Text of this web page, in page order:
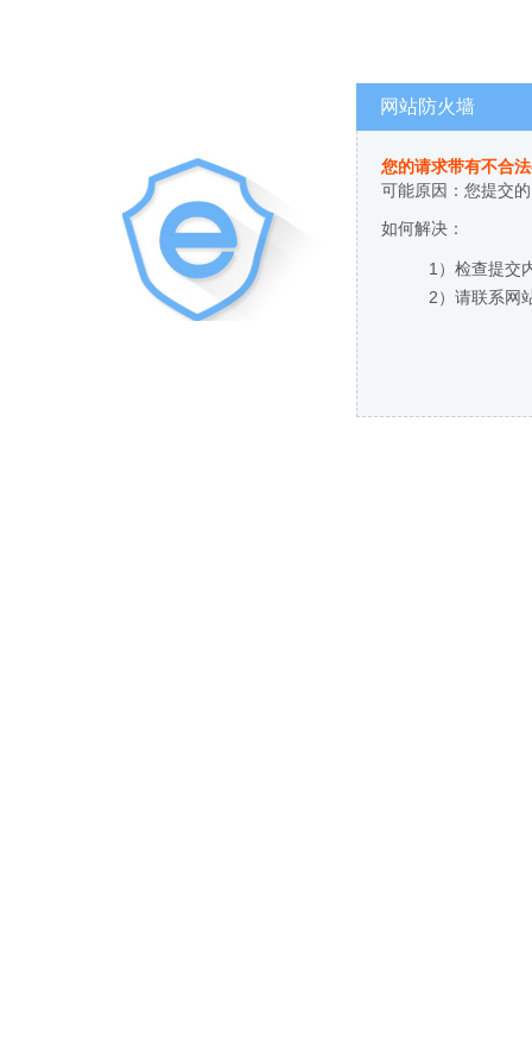
网站防火墙
您的请求带有不合
可能原因：您提交
如何解决：
1）检查提交
2）请联系网